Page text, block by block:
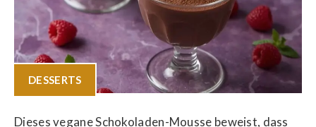
DESSERTS
Dieses vegane Schokoladen-Mousse beweist, dass